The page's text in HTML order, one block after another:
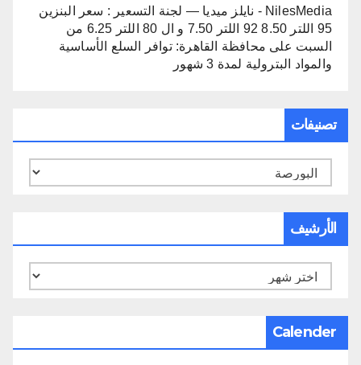
NilesMedia - نايلز ميديا — لجنة التسعير : سعر البنزين
95 اللتر 8.50 92 اللتر 7.50 و ال 80 اللتر 6.25 من
السبت على محافظة القاهرة: توافر السلع الأساسية
والمواد البترولية لمدة 3 شهور
تصنيفات
تصنيفات
الأرشيف
الأرشيف
Calender